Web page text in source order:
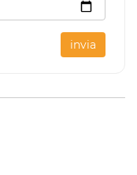
invia